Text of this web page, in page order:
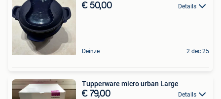
€ 50,00 Details
Deinze 2 dec 25
Tupperware micro urban Large
€ 79,00 Details